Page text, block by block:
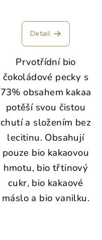
Detail
Prvotřídní bio
čokoládové pecky s
73% obsahem kakaa
potěší svou čistou
chutí a složením bez
lecitinu. Obsahují
pouze bio kakaovou
hmotu, bio třtinový
cukr, bio kakaové
máslo a bio vanilku.